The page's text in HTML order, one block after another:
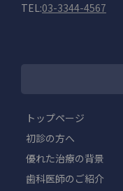
TEL:03-3344-4567
トップページ
初診の方へ
優れた治療の背景
歯科医師のご紹介